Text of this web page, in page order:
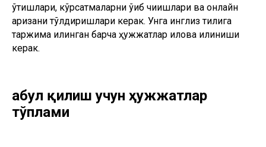
ўтишлари, кўрсатмаларни ўқиб чиқишлари ва онлайн
аризани тўлдиришлари керак. Унга инглиз тилига
таржима қилинган барча ҳужжатлар илова қилиниши
керак.
Қабул қилиш учун ҳужжатлар
тўплами